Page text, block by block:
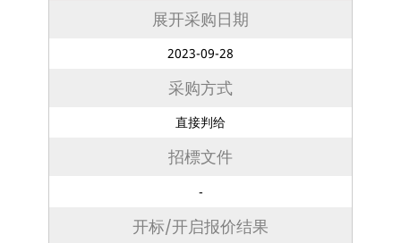
展开采购日期
2023-09-28
采购方式
直接判给
招標文件
-
开标/开启报价结果